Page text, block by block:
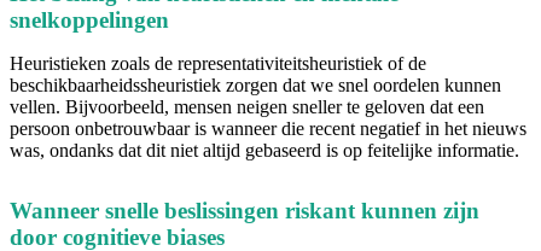
snelkoppelingen
Heuristieken zoals de representativiteitsheuristiek of de
beschikbaarheidssheuristiek zorgen dat we snel oordelen kunnen
vellen. Bijvoorbeeld, mensen neigen sneller te geloven dat een
persoon onbetrouwbaar is wanneer die recent negatief in het nieuws
was, ondanks dat dit niet altijd gebaseerd is op feitelijke informatie.
Wanneer snelle beslissingen riskant kunnen zijn
door cognitieve biases